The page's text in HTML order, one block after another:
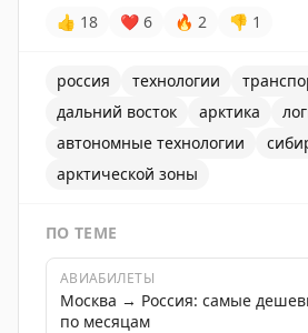
👍 18 ❤ 6 🔥 2 👎 1
россия технологии
дальний восток
арктика
автономные технологии
арктической зоны
ПО ТЕМЕ
АВИАБИЛЕТЫ
Москва → Россия: самые
по месяцам